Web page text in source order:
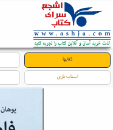
کتابها
اسباب بازی